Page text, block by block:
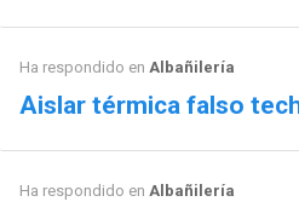
Ha respondido en Albañilería
Aislar térmica falso
Ha respondido en Albañilería